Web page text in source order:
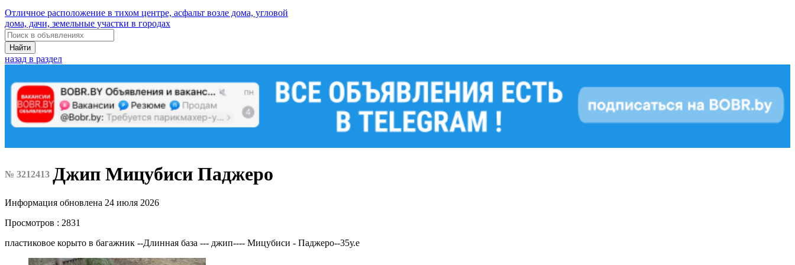
Отличное расположение в тихом центре, асфальт возле дома, угловой
дома, дачи, земельные участки в городах
Найти
назад в раздел
№ 3212413 Джип Мицубиси Паджеро
Информация обновлена 24 июля 2026
Просмотров : 2831
пластиковое корыто в багажник --Длинная база --- джип---- Мицубиси - Паджеро--35у.е